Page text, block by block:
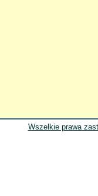
Wszelkie prawa